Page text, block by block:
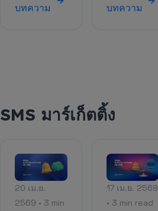
บทความ
บทความ
SMS มาร์เก็ตติ้ง
20 เม.ย.
2569 • 3 min
17 เม.ย. 2569
• 3 min read